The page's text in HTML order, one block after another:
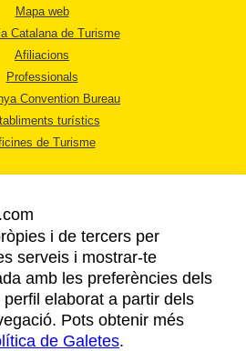
Mapa web
Catalana de Turisme
Afiliacions
Professionals
Convention Bureau
turístics
de Turisme
AVÍS LEGAL
DE PRIVACITAT
COOKIES
ACCESSIBILITAT
i de tercers per
serveis i mostrar-te
amb les preferències dels
elaborat a partir dels
Pots obtenir més
de Galetes.